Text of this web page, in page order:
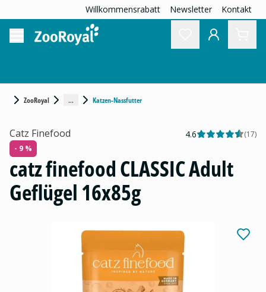
Willkommensrabatt Newsletter Kontakt
ZooRoyal ... Katzen-Nassfutter
Catz Finefood 4.6 (17)
- 9 %
catz finefood CLASSIC Adult
Geflügel 16x85g